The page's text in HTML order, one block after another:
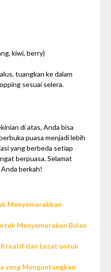
kiwi, berry)
tuangkan ke dalam
sesuai selera.
di atas, Anda bisa
puasa menjadi lebih
yang berbeda setiap
berpuasa. Selamat
berkah!
Menyemarakkan
Menyemarakan Bulan
dan Lezat untuk
yang Menguntungkan